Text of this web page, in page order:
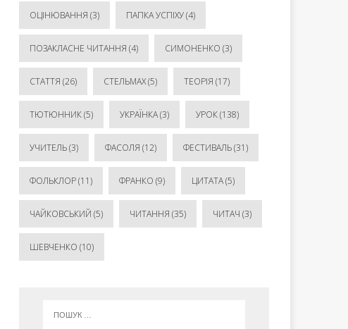
ОЦІНЮВАННЯ (3) ПАПКА УСПІХУ(4)
ПОЗАКЛАСНЕ ЧИТАННЯ (4) СИМОНЕНКО (3)
СТАТТЯ (26) СТЕЛЬМАХ(5) ТЕОРІЯ (17)
ТЮТЮННИК(5) УКРАЇНКА(3) УРОК(138)
УЧИТЕЛЬ(3) ФАСОЛЯ (12) ФЕСТИВАЛЬ(31)
ФОЛЬКЛОР(11) ФРАНКО (9) ЦИТАТА(5)
ЧАЙКОВСЬКИЙ (5) ЧИТАННЯ (35) ЧИТАЧ (3)
ШЕВЧЕНКО (10)